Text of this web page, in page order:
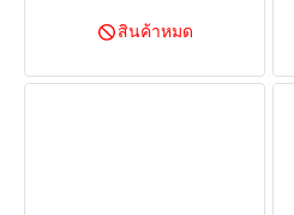
สินค้าหมด